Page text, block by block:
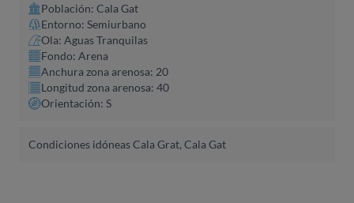
Población: Cala Gat
Entorno: Semiurbano
Ola: Aguas Tranquilas
Fondo: Arena
Anchura zona arenosa: 20
Longitud zona arenosa: 40
Orientación: S
Condiciones idóneas Cala Grat, Cala Gat